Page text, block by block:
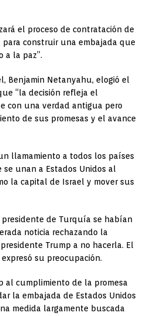
el proceso de contratación de
construir una embajada que
a la paz”.
Benjamin Netanyahu, elogió el
“la decisión refleja el
con una verdad antigua pero
de sus promesas y el avance
llamamiento a todos los países
unan a Estados Unidos al
la capital de Israel y mover sus
presidente de Turquía se habían
noticia rechazando la
Trump a no hacerla. El
su preocupación.
al cumplimiento de la promesa
la embajada de Estados Unidos
medida largamente buscada